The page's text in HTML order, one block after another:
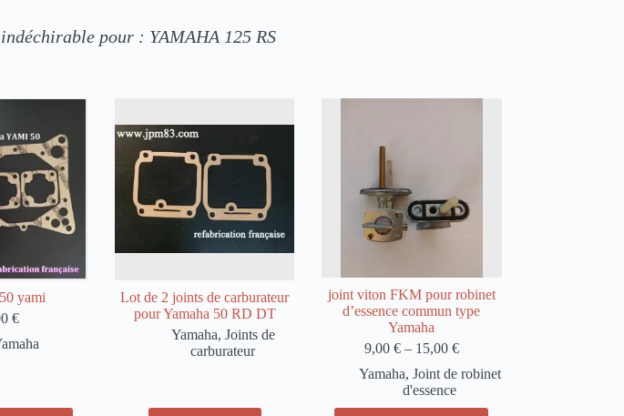
pour : YAMAHA 125 RS
yami
€
Lot de 2 joints de carburateur
pour Yamaha 50 RD DT
Yamaha, Joints de
carburateur
joint viton FKM pour robinet
d’essence commun type
Yamaha
9,00 €– 15,00 €
Yamaha, Joint de robinet
d'essence